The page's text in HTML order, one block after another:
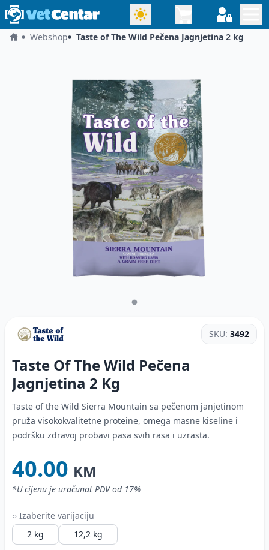
Webshop Taste of The Wild Pečena Jagnjetina 2 kg
SKU: 3492
Taste Of The Wild Pečena
Jagnjetina 2 Kg
Taste of the Wild Sierra Mountain sa pečenom janjetinom
pruža visokokvalitetne proteine, omega masne kiseline i
podršku zdravoj probavi pasa svih rasa i uzrasta.
40.00 KM
*U cijenu je uračunat PDV od 17%
○ Izaberite varijaciju
2 kg
12,2 kg